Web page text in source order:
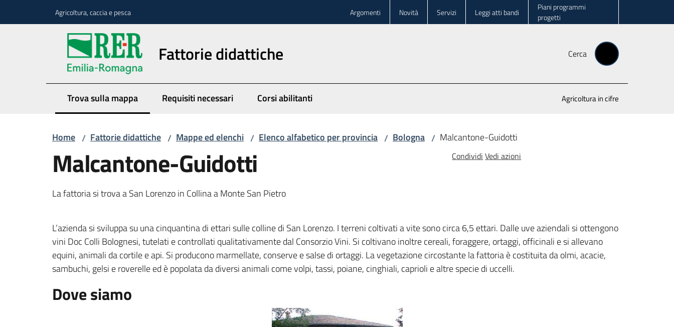
Agricoltura, caccia e pesca Argomenti Novità Servizi Leggi atti bandi
Piani programmi
progetti
Fattorie didattiche Cerca
Trova sulla mappa
Menu selezionato Requisiti necessari Corsi abilitanti Agricoltura in cifre
Home / Fattorie didattiche / Mappe ed elenchi / Elenco alfabetico per provincia / Bologna / Malcantone-Guidotti
Malcantone-Guidotti
La fattoria si trova a San Lorenzo in Collina a Monte San Pietro
Condividi Vedi azioni
L’azienda si sviluppa su una cinquantina di ettari sulle colline di San Lorenzo. I terreni coltivati a vite sono circa 6,5 ettari. Dalle uve aziendali si ottengono
vini Doc Colli Bolognesi, tutelati e controllati qualitativamente dal Consorzio Vini. Si coltivano inoltre cereali, foraggere, ortaggi, officinali e si allevano
equini, animali da cortile e api. Si producono marmellate, conserve e salse di ortaggi. La vegetazione circostante la fattoria è costituita da olmi, acacie,
sambuchi, gelsi e roverelle ed è popolata da diversi animali come volpi, tassi, poiane, cinghiali, caprioli e altre specie di uccelli.
Dove siamo